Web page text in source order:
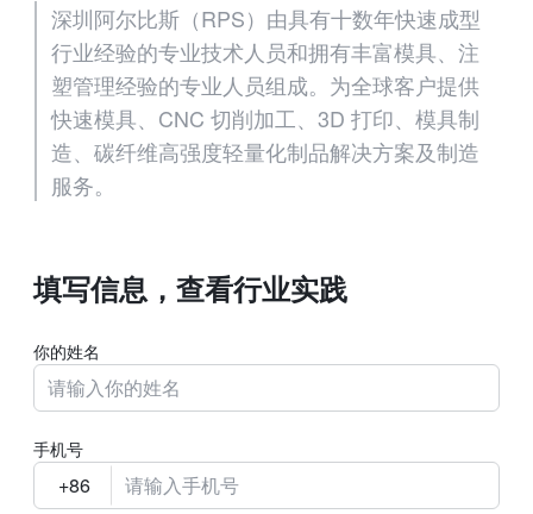
深圳阿尔比斯（RPS）由具有十数年快速成型
行业经验的专业技术人员和拥有丰富模具、注
塑管理经验的专业人员组成。为全球客户提供
快速模具、CNC 切削加工、3D 打印、模具制
造、碳纤维高强度轻量化制品解决方案及制造
服务。
填写信息，查看行业实践
你的姓名
手机号